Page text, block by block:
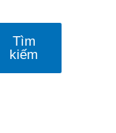
Tìm
kiếm